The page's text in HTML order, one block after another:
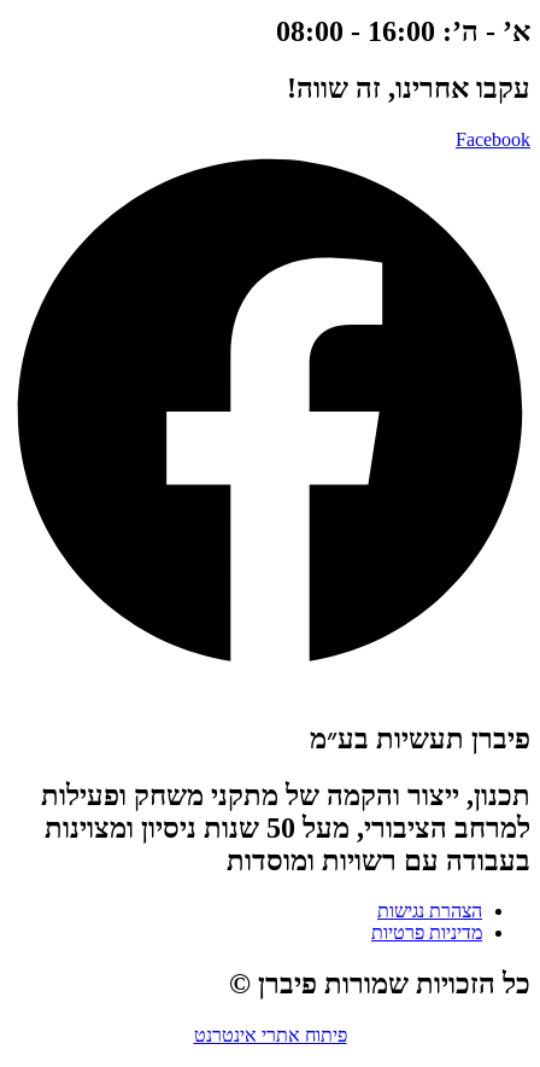
א’ - ה’: 16:00 - 08:00
עקבו אחרינו, זה שווה!
Facebook
פיברן תעשיות בע״מ
תכנון, ייצור והקמה של מתקני משחק ופעילות
למרחב הציבורי, מעל 50 שנות ניסיון ומצוינות
בעבודה עם רשויות ומוסדות
הצהרת נגישות
מדיניות פרטיות
כל הזכויות שמורות פיברן ©
פיתוח אתרי אינטרנט